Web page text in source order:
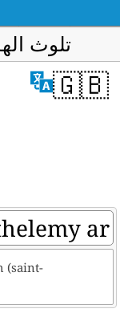
تلوث
🇬🇧
(saint-